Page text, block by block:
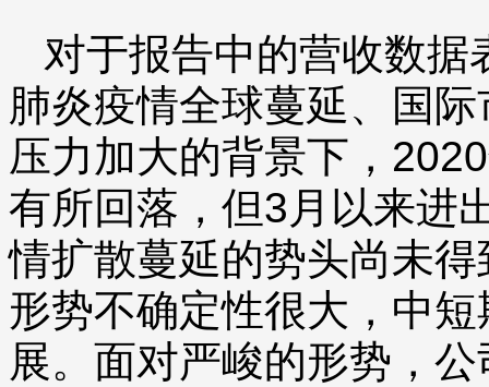
对于报告中的营收数
肺炎疫情全球蔓延、国
压力加大的背景下，
有所回落，但3月以来进
情扩散蔓延的势头尚未
形势不确定性很大，中
展。面对严峻的形势，